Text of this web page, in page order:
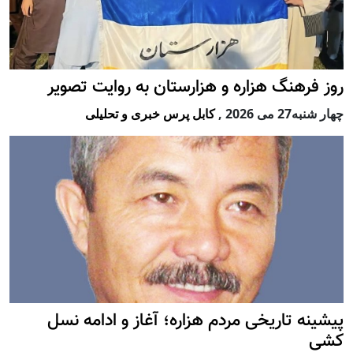
روز فرهنگ هزاره و هزارستان به روایت تصویر
چهار شنبه27 می 2026 ,کابل پرس خبری و تحلیلی
پيشينه تاريخی مردم هزاره؛ آغاز و ادامه نسل
کشی